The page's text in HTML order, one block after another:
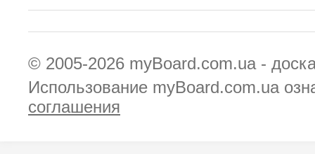
© 2005-2026 myBoard.com.ua -
Использование myBoard.com.ua
соглашения